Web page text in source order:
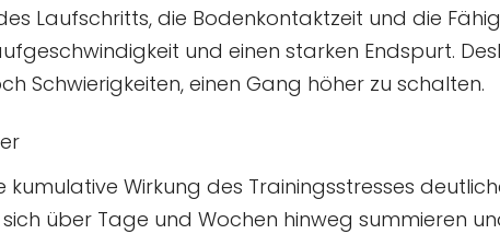
Laufschritts, die Bodenkontaktzeit und die
und einen starken Endspurt.
Schwierigkeiten, einen Gang höher zu schalten.
Wirkung des Trainingsstresses
über Tage und Wochen hinweg summieren